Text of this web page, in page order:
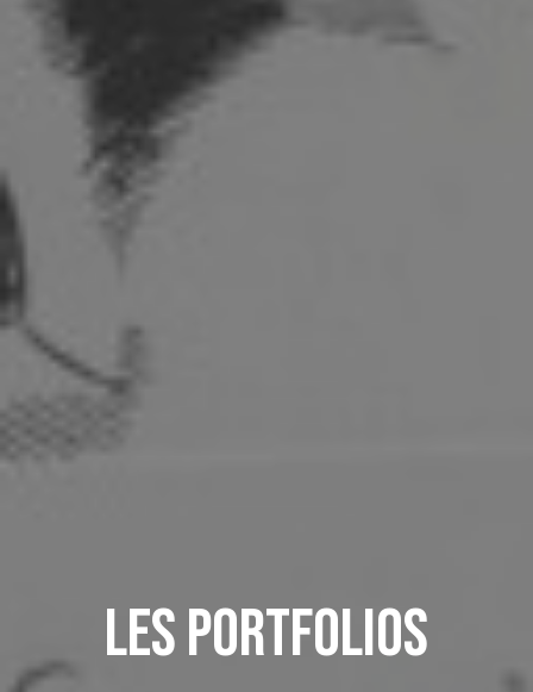
Les portfolios